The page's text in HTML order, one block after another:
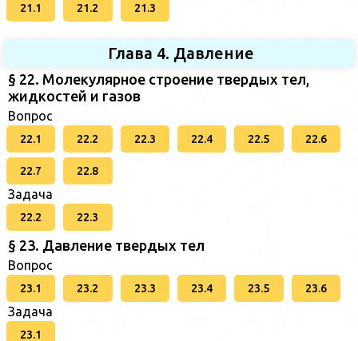
21.1 21.2 21.3
Глава 4. Давление
§ 22. Молекулярное строение твердых тел,
жидкостей и газов
Вопрос
22.1 22.2 22.3 22.4 22.5 22.6
22.7 22.8
Задача
22.2 22.3
§ 23. Давление твердых тел
Вопрос
23.1 23.2 23.3 23.4 23.5 23.6
Задача
23.1